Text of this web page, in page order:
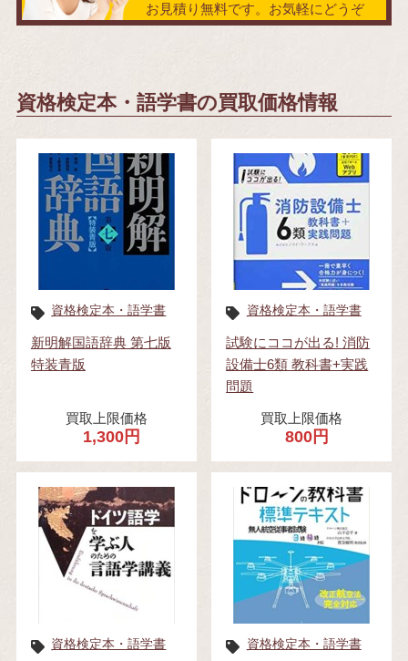
お見積り無料です。お気軽にどうぞ
資格検定本・語学書の買取価格情報
資格検定本・語学書
新明解国語辞典 第七版
特装青版
買取上限価格
1,300円
資格検定本・語学書
試験にココが出る! 消防
設備士6類 教科書+実践
問題
買取上限価格
800円
資格検定本・語学書 資格検定本・語学書